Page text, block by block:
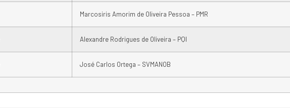
Marcosiris Amorim de Oliveira Pessoa – PMR
Alexandre Rodrigues de Oliveira – PQI
José Carlos Ortega – SVMANOB